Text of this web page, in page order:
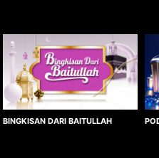
BINGKISAN DARI BAITULLAH